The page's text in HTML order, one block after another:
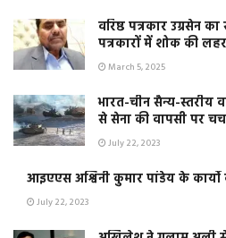
वरिष्ठ पत्रकार उग्रसेन
पत्रकारों में शोक की लहर
March 5, 2025
भारत-चीन सैन्य-स्तरीय
से सेना की वापसी पर
July 22, 2023
आइएएस अश्विनी कुमार पांडेय के कार्यो
July 22, 2023